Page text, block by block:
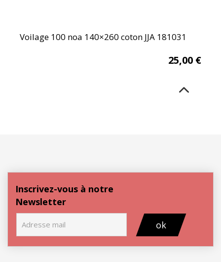
Voilage 100 noa 140×260 coton JJA 181031
25,00 €
Inscrivez-vous à notre
Newsletter
ok